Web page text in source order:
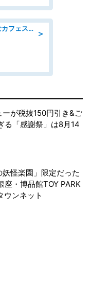
＞
ホールスタッフ/「家具屋が営むカフェスタッフ!」週2日～OK!嬉しいまかない付き/岡山県/浅口郡里庄町
ーが税抜150円引き&ご
る「感謝祭」は8月14
怪楽園」限定だった
座・博品館TOY PARK
ンネット